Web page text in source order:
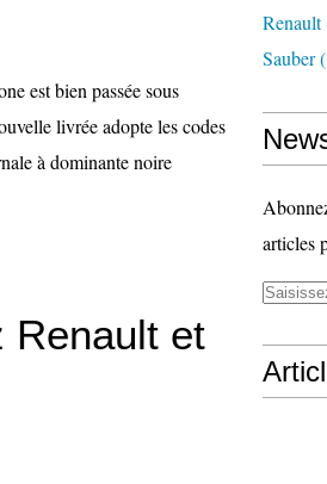
est bien passée sous
livrée adopte les codes
à dominante noire
Renault et
Renault
Sauber
articles